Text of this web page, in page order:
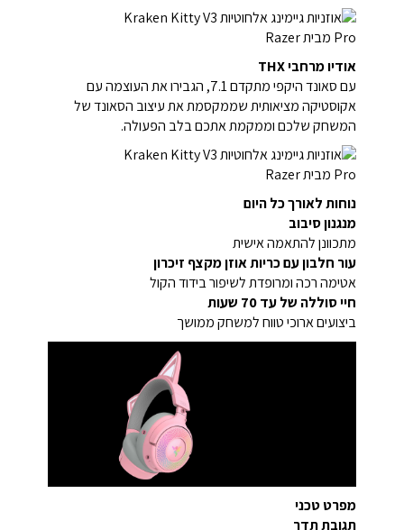
אודיו מרחבי THX
עם סאונד היקפי מתקדם 7.1, הגבירו את העוצמה עם
אקוסטיקה מציאותית שממקסמת את עיצוב הסאונד של
המשחק שלכם וממקמת אתכם בלב הפעולה.
נוחות לאורך כל היום
מנגנון סיבוב
מתכוונן להתאמה אישית
עור חלבון עם כריות אוזן מקצף זיכרון
אטימה רכה ומרופדת לשיפור בידוד הקול
חיי סוללה של עד 70 שעות
ביצועים ארוכי טווח למשחק ממושך
מפרט טכני
תגובת תדר